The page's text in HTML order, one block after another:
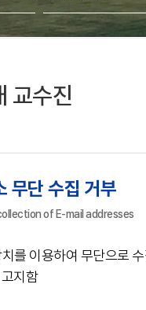
교수진
무단 수집 거부
of E-mail addresses
를 이용하여 무단으로
고지함